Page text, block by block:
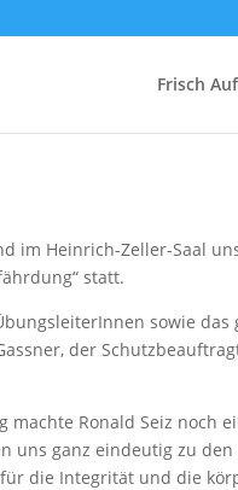
Frisch
am
im Heinrich-Zeller-Saal
statt.
sowie
der
machte Ronald Seiz noch
uns ganz eindeutig zu
die Integrität und die